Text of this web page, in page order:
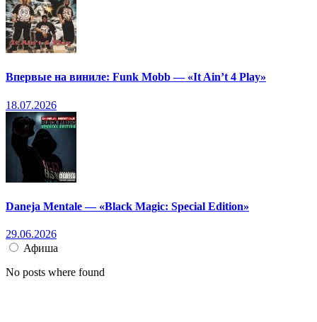
Впервые на виниле: Funk Mobb — «It Ain’t 4 Play»
18.07.2026
Daneja Mentale — «Black Magic: Special Edition»
29.06.2026
Афиша
No posts where found